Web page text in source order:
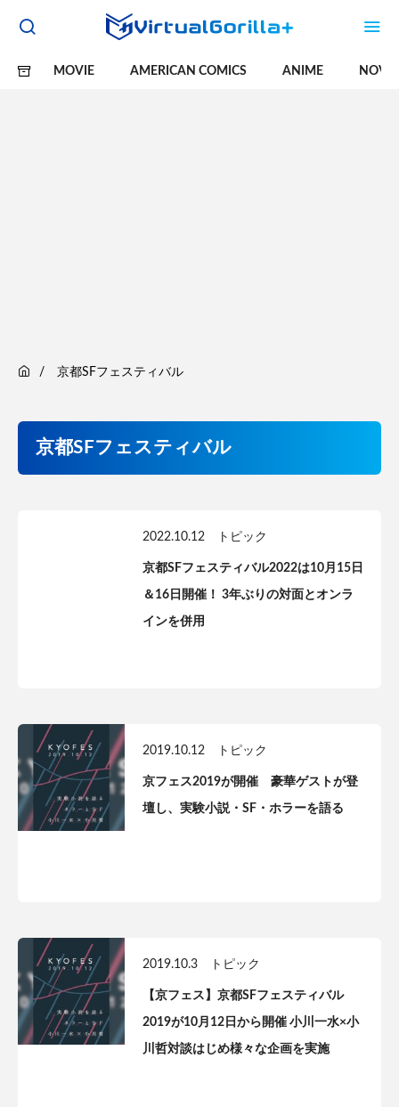
MOVIE AMERICAN COMICS ANIME
京都SFフェスティバル
京都SFフェスティバル
2022.10.12 トピック
京都SFフェスティバル2022は10月15日
＆16日開催！ 3年ぶりの対面とオンラ
インを併用
2019.10.12 トピック
京フェス2019が開催 豪華ゲストが登
壇し、実験小説・SF・ホラーを語る
2019.10.3 トピック
【京フェス】京都SFフェスティバル
2019が10月12日から開催 小川一水×小
川哲対談はじめ様々な企画を実施